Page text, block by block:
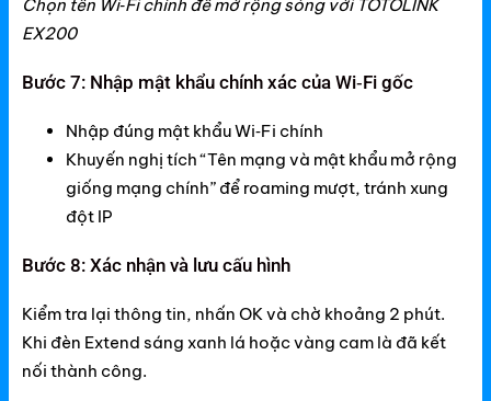
Chọn tên Wi‑Fi chính để mở rộng sóng với TOTOLINK
EX200
Bước 7: Nhập mật khẩu chính xác của Wi‑Fi gốc
Nhập đúng mật khẩu Wi‑Fi chính
Khuyến nghị tích “Tên mạng và mật khẩu mở rộng
giống mạng chính” để roaming mượt, tránh xung
đột IP
Bước 8: Xác nhận và lưu cấu hình
Kiểm tra lại thông tin, nhấn OK và chờ khoảng 2 phút.
Khi đèn Extend sáng xanh lá hoặc vàng cam là đã kết
nối thành công.